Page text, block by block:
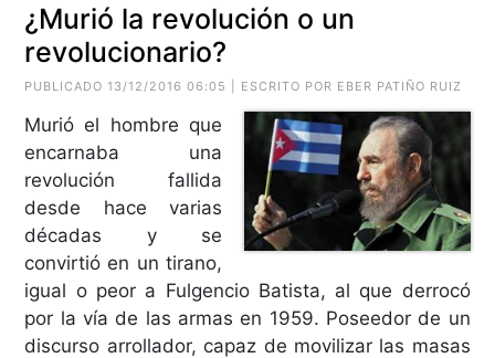
¿Murió la revolución o un
revolucionario?
PUBLICADO 13/12/2016 06:05 | ESCRITO POR EBER PATIÑO RUIZ
Murió el hombre que
encarnaba una
revolución fallida
desde hace varias
décadas y se
convirtió en un tirano,
igual o peor a Fulgencio Batista, al que derrocó
por la vía de las armas en 1959. Poseedor de un
discurso arrollador, capaz de movilizar las masas